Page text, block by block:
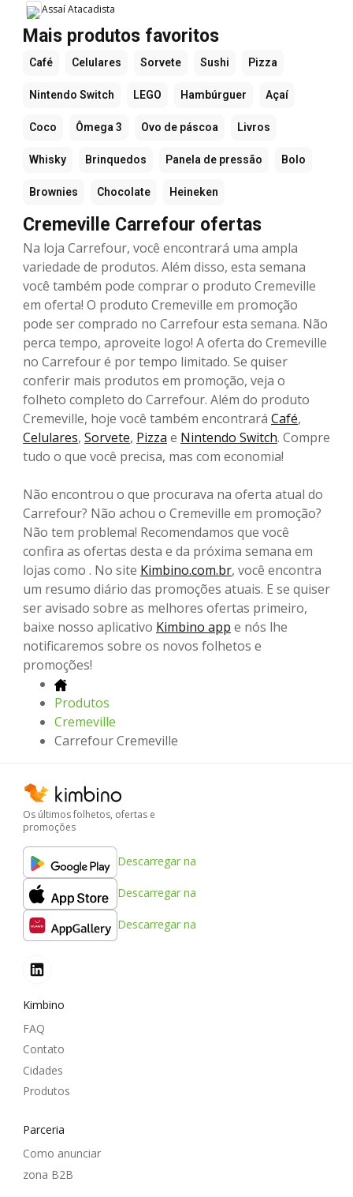
Assaí Atacadista
Mais produtos favoritos
Café Celulares Sorvete Sushi Pizza
Nintendo Switch LEGO Hambúrguer Açaí
Coco Ômega 3 Ovo de páscoa Livros
Whisky Brinquedos Panela de pressão Bolo
Brownies Chocolate Heineken
Cremeville Carrefour ofertas
Na loja Carrefour, você encontrará uma ampla
variedade de produtos. Além disso, esta semana
você também pode comprar o produto Cremeville
em oferta! O produto Cremeville em promoção
pode ser comprado no Carrefour esta semana. Não
perca tempo, aproveite logo! A oferta do Cremeville
no Carrefour é por tempo limitado. Se quiser
conferir mais produtos em promoção, veja o
folheto completo do Carrefour. Além do produto
Cremeville, hoje você também encontrará Café,
Celulares, Sorvete, Pizza e Nintendo Switch. Compre
tudo o que você precisa, mas com economia!
Não encontrou o que procurava na oferta atual do
Carrefour? Não achou o Cremeville em promoção?
Não tem problema! Recomendamos que você
confira as ofertas desta e da próxima semana em
lojas como . No site Kimbino.com.br, você encontra
um resumo diário das promoções atuais. E se quiser
ser avisado sobre as melhores ofertas primeiro,
baixe nosso aplicativo Kimbino app e nós lhe
notificaremos sobre os novos folhetos e
promoções!
Produtos
Cremeville
Carrefour Cremeville
Os últimos folhetos, ofertas e
promoções
Descarregar na
Descarregar na
Descarregar na
Kimbino
FAQ
Contato
Cidades
Produtos
Parceria
Como anunciar
zona B2B